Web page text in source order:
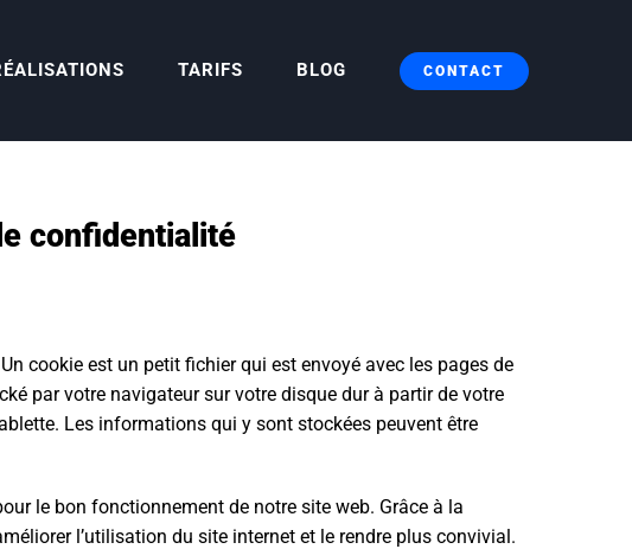
TARIFS BLOG CONTACT
confidentialité
cookie est un petit fichier qui est envoyé avec les pages de
par votre navigateur sur votre disque dur à partir de votre
Les informations qui y sont stockées peuvent être
le bon fonctionnement de notre site web. Grâce à la
l’utilisation du site internet et le rendre plus convivial.